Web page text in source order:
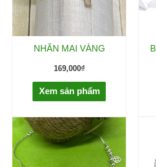
NHẪN MAI VÀNG
169,000₫
Xem sản phẩm